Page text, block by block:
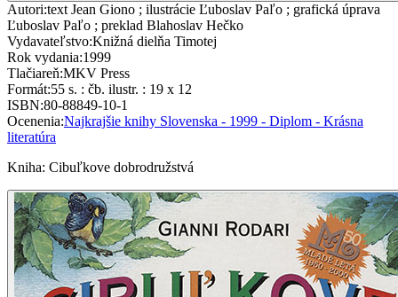
Autori:text Jean Giono ; ilustrácie Ľuboslav Paľo ; grafická úprava
Ľuboslav Paľo ; preklad Blahoslav Hečko
Vydavateľstvo:Knižná dielňa Timotej
Rok vydania:1999
Tlačiareň:MKV Press
Formát:55 s. : čb. ilustr. : 19 x 12
ISBN:80-88849-10-1
Ocenenia:Najkrajšie knihy Slovenska - 1999 - Diplom - Krásna
literatúra
Kniha: Cibuľkove dobrodružstvá